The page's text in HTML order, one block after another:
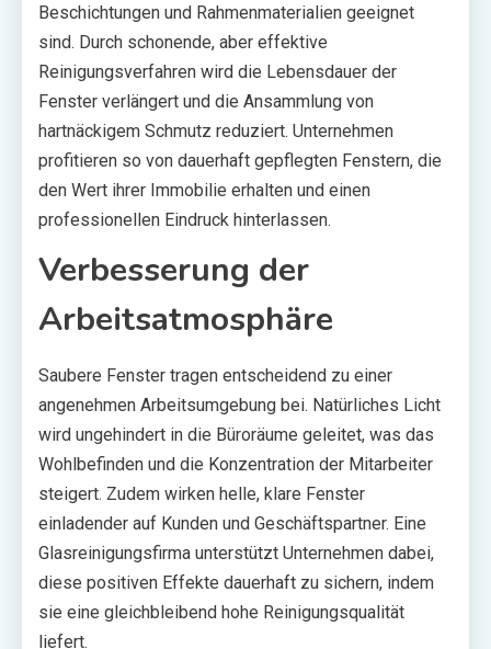
Beschichtungen und Rahmenmaterialien geeignet
sind. Durch schonende, aber effektive
Reinigungsverfahren wird die Lebensdauer der
Fenster verlängert und die Ansammlung von
hartnäckigem Schmutz reduziert. Unternehmen
profitieren so von dauerhaft gepflegten Fenstern, die
den Wert ihrer Immobilie erhalten und einen
professionellen Eindruck hinterlassen.
Verbesserung der
Arbeitsatmosphäre
Saubere Fenster tragen entscheidend zu einer
angenehmen Arbeitsumgebung bei. Natürliches Licht
wird ungehindert in die Büroräume geleitet, was das
Wohlbefinden und die Konzentration der Mitarbeiter
steigert. Zudem wirken helle, klare Fenster
einladender auf Kunden und Geschäftspartner. Eine
Glasreinigungsfirma unterstützt Unternehmen dabei,
diese positiven Effekte dauerhaft zu sichern, indem
sie eine gleichbleibend hohe Reinigungsqualität
liefert.